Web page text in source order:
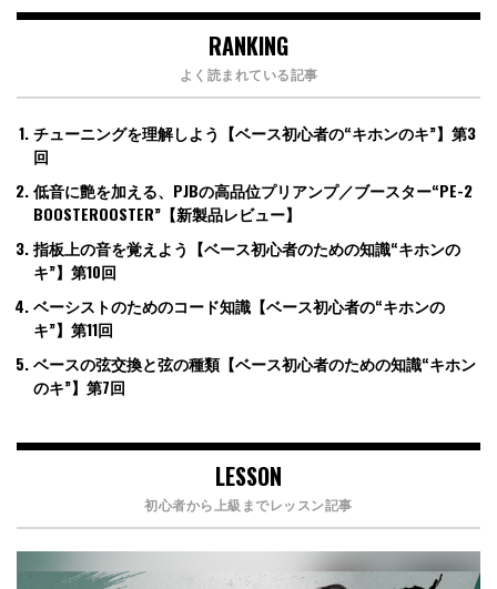
RANKING
よく読まれている記事
チューニングを理解しよう【ベース初心者の“キホンのキ”】第3
回
低音に艶を加える、PJBの高品位プリアンプ／ブースター“PE-2
BOOSTEROOSTER”【新製品レビュー】
指板上の音を覚えよう【ベース初心者のための知識“キホンの
キ”】第10回
ベーシストのためのコード知識【ベース初心者の“キホンの
キ”】第11回
ベースの弦交換と弦の種類【ベース初心者のための知識“キホン
のキ”】第7回
LESSON
初心者から上級までレッスン記事